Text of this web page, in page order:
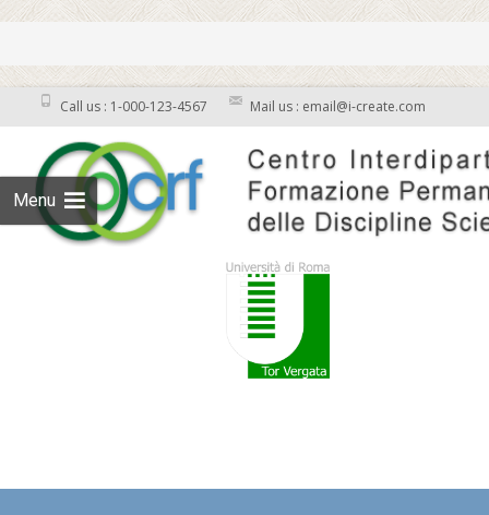
Call us : 1-000-123-4567 Mail us : email@i-create.com
Menu